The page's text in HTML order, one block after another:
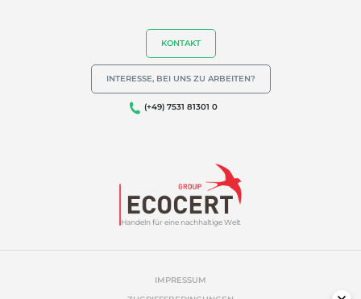
Handeln für eine nachhaltige Welt
KONTAKT
INTERESSE, BEI UNS ZU ARBEITEN?
(+49) 7531 81301 0
IMPRESSUM